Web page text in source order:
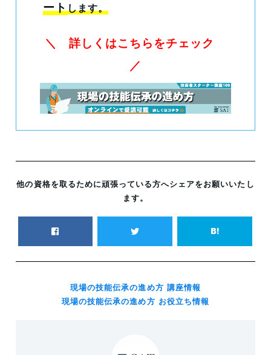
ートします。
＼ 詳しくはこちらをチェック
／
他の資格を取るために頑張っている方へシェアをお願いいたし
ます。
現場の技能伝承の進め方 講座情報
現場の技能伝承の進め方 お役立ち情報